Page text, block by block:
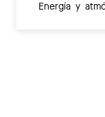
Energía y